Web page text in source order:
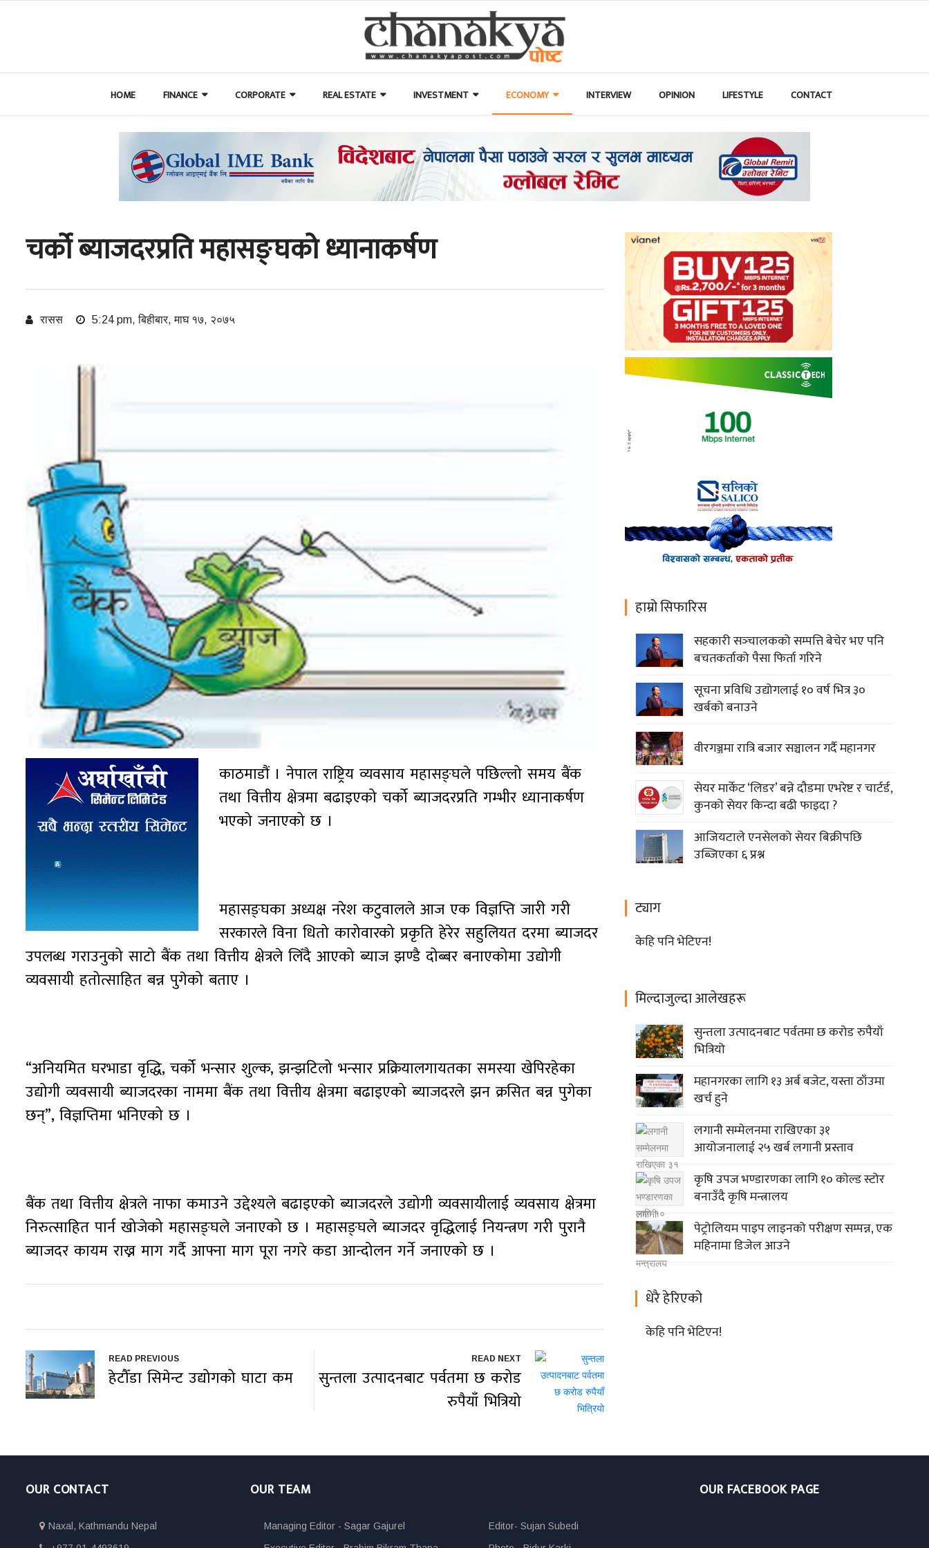
HOME FINANCE CORPORATE REAL ESTATE INVESTMENT ECONOMY INTERVIEW OPINION LIFESTYLE CONTACT
चर्को ब्याजदरप्रति महासङ्घको ध्यानाकर्षण
रासस 5:24 pm, बिहीबार, माघ १७, २०७५
काठमाडौं । नेपाल राष्ट्रिय व्यवसाय महासङ्घले पछिल्लो समय बैंक
तथा वित्तीय क्षेत्रमा बढाइएको चर्को ब्याजदरप्रति गम्भीर ध्यानाकर्षण
भएको जनाएको छ ।
महासङ्घका अध्यक्ष नरेश कटुवालले आज एक विज्ञप्ति जारी गरी
सरकारले विना धितो कारोवारको प्रकृति हेरेर सहुलियत दरमा ब्याजदर
उपलब्ध गराउनुको साटो बैंक तथा वित्तीय क्षेत्रले लिँदै आएको ब्याज झण्डै दोब्बर बनाएकोमा उद्योगी
व्यवसायी हतोत्साहित बन्न पुगेको बताए ।
“अनियमित घरभाडा वृद्धि, चर्को भन्सार शुल्क, झन्झटिलो भन्सार प्रक्रियालगायतका समस्या खेपिरहेका
उद्योगी व्यवसायी ब्याजदरका नाममा बैंक तथा वित्तीय क्षेत्रमा बढाइएको ब्याजदरले झन क्रसित बन्न पुगेका
छन्”, विज्ञप्तिमा भनिएको छ ।
बैंक तथा वित्तीय क्षेत्रले नाफा कमाउने उद्देश्यले बढाइएको ब्याजदरले उद्योगी व्यवसायीलाई व्यवसाय क्षेत्रमा
निरुत्साहित पार्न खोजेको महासङ्घले जनाएको छ । महासङ्घले ब्याजदर वृद्धिलाई नियन्त्रण गरी पुरानै
ब्याजदर कायम राख्न माग गर्दै आफ्ना माग पूरा नगरे कडा आन्दोलन गर्ने जनाएको छ ।
READ PREVIOUS
हेटौँडा सिमेन्ट उद्योगको घाटा कम
READ NEXT
सुन्तला उत्पादनबाट पर्वतमा छ करोड
रुपैयाँ भित्रियो
हाम्रो सिफारिस
सहकारी सञ्‍चालकको सम्पत्ति बेचेर भए पनि
बचतकर्ताको पैसा फिर्ता गरिने
सूचना प्रविधि उद्योगलाई १० वर्ष भित्र ३०
खर्बको बनाउने
वीरगञ्जमा रात्रि बजार सञ्चालन गर्दै महानगर
सेयर मार्केट ‘लिडर’ बन्ने दौडमा एभरेष्ट र चार्टर्ड,
कुनको सेयर किन्दा बढी फाइदा ?
आजियटाले एनसेलको सेयर बिक्रीपछि
उब्जिएका ६ प्रश्न
ट्याग
केहि पनि भेटिएन!
मिल्दाजुल्दा आलेखहरू
सुन्तला उत्पादनबाट पर्वतमा छ करोड रुपैयाँ
भित्रियो
महानगरका लागि १३ अर्ब बजेट, यस्ता ठाँउमा
खर्च हुने
लगानी सम्मेलनमा राखिएका ३१
आयोजनालाई २५ खर्ब लगानी प्रस्ताव
कृषि उपज भण्डारणका लागि १० काेल्ड स्टोर
बनाउँदै कृषि मन्त्रालय
पेट्रोलियम पाइप लाइनको परीक्षण सम्पन्न, एक
महिनामा डिजेल आउने
धेरै हेरिएको
केहि पनि भेटिएन!
OUR CONTACT
Naxal, Kathmandu Nepal
OUR TEAM
Managing Editor - Sagar Gajurel
Editor- Sujan Subedi
OUR FACEBOOK PAGE